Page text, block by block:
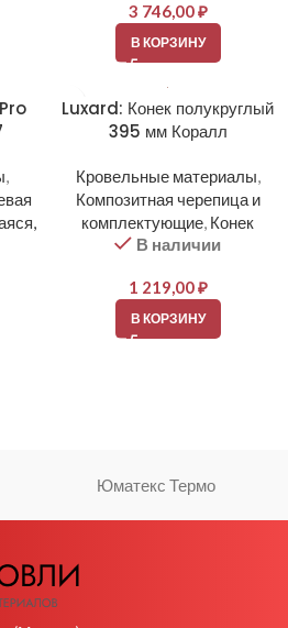
3 746,00₽
В КОРЗИНУ
,
Luxard: Конек полукруглый
395 мм Коралл
Кровельные материалы,
Композитная черепица и
комплектующие, Конек
В наличии
1 219,00₽
В КОРЗИНУ
Юматекс Термо